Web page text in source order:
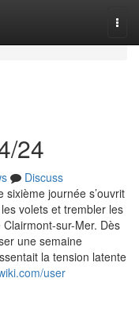
24
Discuss
journée s’ouvrit
volets et trembler les
sur-Mer. Dès
une semaine
la tension latente
user